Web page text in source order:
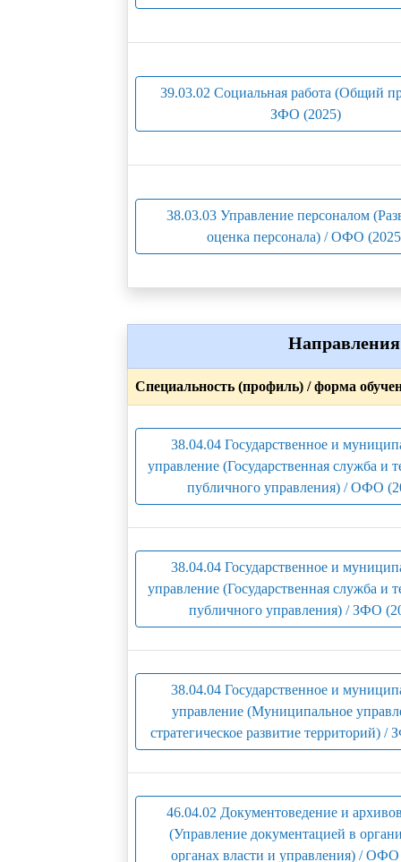
39.03.02 Социальная работа (Общий
ЗФО (2025)
38.03.03 Управление персоналом
оценка персонала) / ОФО
Направления
Специальность (профиль) / форма
38.04.04 Государственное и
управление (Государственная служба и
публичного управления) / ОФО
38.04.04 Государственное и
управление (Государственная служба и
публичного управления) / ЗФО
38.04.04 Государственное и
управление (Муниципальное
стратегическое развитие территорий) /
46.04.02 Документоведение и
(Управление документацией в
органах власти и управления) /